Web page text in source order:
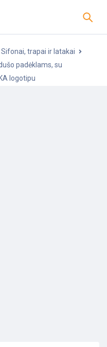
Sifonai, trapai ir latakai
padėklams, su
logotipu